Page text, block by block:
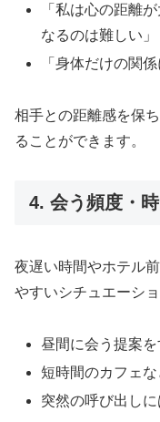
「私は心の距離
なるのは難しい」
「身体だけの関
相手との距離感を保
ることができます。
4. 会う頻度・
夜遅い時間やホテル
やすいシチュエーシ
昼間に会う提案を
短時間のカフェ
突然の呼び出し